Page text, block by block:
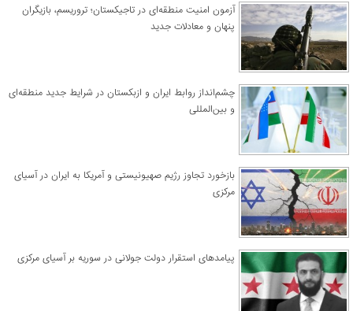
آزمون امنیت منطقه‌ای در تاجیکستان؛ تروریسم، بازیگران
پنهان و معادلات جدید
چشم‌انداز روابط ایران و ازبکستان در شرایط جدید منطقه‌ای
و بین‌المللی
​بازخورد تجاوز رژیم صهیونیستی و آمریکا به ایران در آسیای
مرکزی
پیامدهای استقرار دولت جولانی در سوریه بر آسیای مرکزی